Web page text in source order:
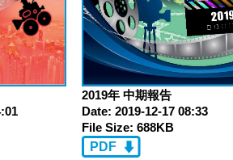
2019年 中期報告
Date: 2019-12-17 08:33
File Size: 688KB
PDF